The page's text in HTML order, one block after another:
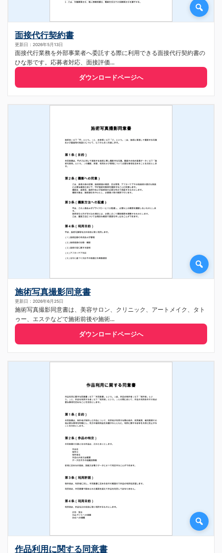
面接代行契約書
更新日：2026年5月13日
面接代行業務を外部事業者へ委託する際に利用できる面接代行契約書の
ひな形です。応募者対応、面接評価...
ダウンロードページへ
施術写真撮影同意書
更新日：2026年6月25日
施術写真撮影同意書は、美容サロン、クリニック、アートメイク、タト
ゥー、エステなどで施術前後や施術...
ダウンロードページへ
作品利用に関する同意書